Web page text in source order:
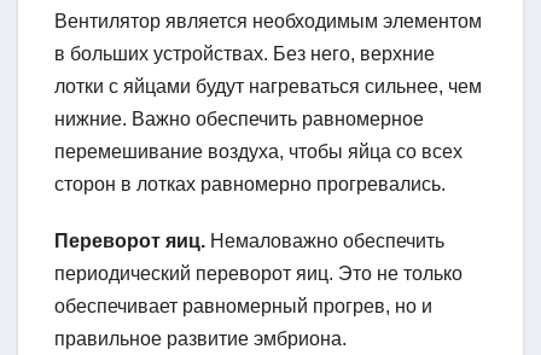
Вентилятор является необходимым элементом
в больших устройствах. Без него, верхние
лотки с яйцами будут нагреваться сильнее, чем
нижние. Важно обеспечить равномерное
перемешивание воздуха, чтобы яйца со всех
сторон в лотках равномерно прогревались.
Переворот яиц. Немаловажно обеспечить
периодический переворот яиц. Это не только
обеспечивает равномерный прогрев, но и
правильное развитие эмбриона.